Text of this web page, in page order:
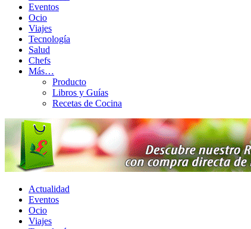
Eventos
Ocio
Viajes
Tecnología
Salud
Chefs
Más…
Producto
Libros y Guías
Recetas de Cocina
Actualidad
Eventos
Ocio
Viajes